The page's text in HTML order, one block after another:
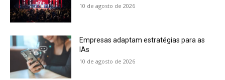
10 de agosto de 2026
Empresas adaptam estratégias para as
IAs
10 de agosto de 2026